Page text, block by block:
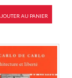
AU PANIER